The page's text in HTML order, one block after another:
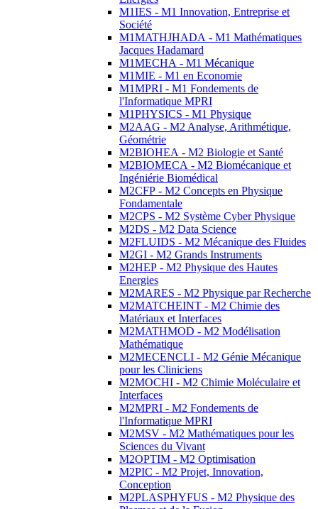
M1IES - M1 Innovation, Entreprise et
Société
M1MATHJHADA - M1 Mathématiques
Jacques Hadamard
M1MECHA - M1 Mécanique
M1MIE - M1 en Economie
M1MPRI - M1 Fondements de
l'Informatique MPRI
M1PHYSICS - M1 Physique
M2AAG - M2 Analyse, Arithmétique,
Géométrie
M2BIOHEA - M2 Biologie et Santé
M2BIOMECA - M2 Biomécanique et
Ingéniérie Biomédical
M2CFP - M2 Concepts en Physique
Fondamentale
M2CPS - M2 Système Cyber Physique
M2DS - M2 Data Science
M2FLUIDS - M2 Mécanique des Fluides
M2GI - M2 Grands Instruments
M2HEP - M2 Physique des Hautes
Energies
M2MARES - M2 Physique par Recherche
M2MATCHEINT - M2 Chimie des
Matériaux et Interfaces
M2MATHMOD - M2 Modélisation
Mathématique
M2MECENCLI - M2 Génie Mécanique
pour les Cliniciens
M2MOCHI - M2 Chimie Moléculaire et
Interfaces
M2MPRI - M2 Fondements de
l'Informatique MPRI
M2MSV - M2 Mathématiques pour les
Sciences du Vivant
M2OPTIM - M2 Optimisation
M2PIC - M2 Projet, Innovation,
Conception
M2PLASPHYFUS - M2 Physique des